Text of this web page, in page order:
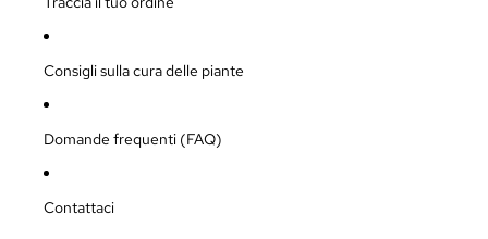
Consigli sulla cura delle piante
Domande frequenti (FAQ)
Contattaci